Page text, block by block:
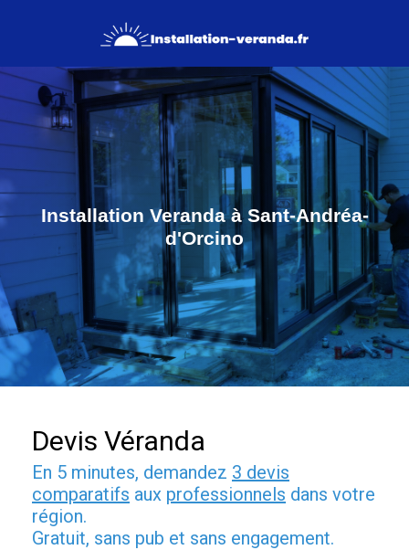
Installation Veranda à Sant-Andréa-
d'Orcino
Devis Véranda
En 5 minutes, demandez 3 devis
comparatifs aux professionnels dans votre
région.
Gratuit, sans pub et sans engagement.